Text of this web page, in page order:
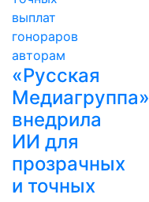
«Русская
Медиагруппа»
внедрила
ИИ для
прозрачных
и точных